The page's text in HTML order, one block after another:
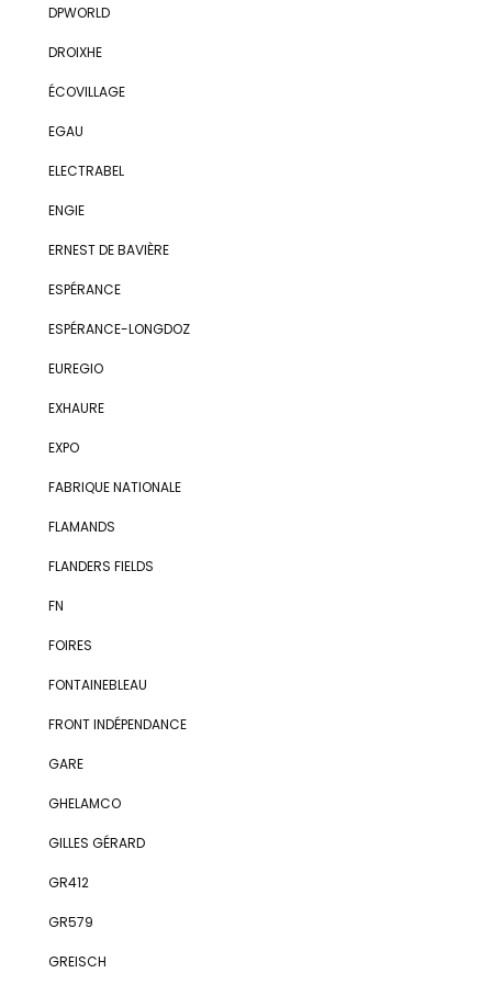
DPWORLD
DROIXHE
ÉCOVILLAGE
EGAU
ELECTRABEL
ENGIE
ERNEST DE BAVIÈRE
ESPÉRANCE
ESPÉRANCE-LONGDOZ
EUREGIO
EXHAURE
EXPO
FABRIQUE NATIONALE
FLAMANDS
FLANDERS FIELDS
FN
FOIRES
FONTAINEBLEAU
FRONT INDÉPENDANCE
GARE
GHELAMCO
GILLES GÉRARD
GR412
GR579
GREISCH